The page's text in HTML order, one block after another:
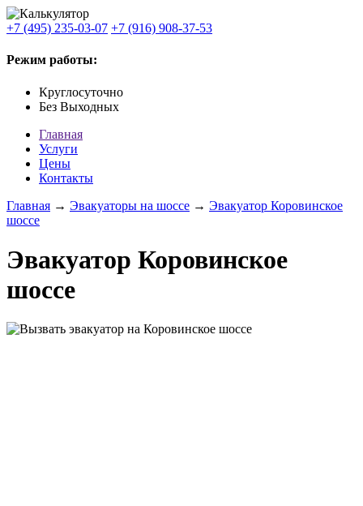
+7 (495) 235-03-07 +7 (916) 908-37-53
Режим работы:
Круглосуточно
Без Выходных
Главная
Услуги
Цены
Контакты
Главная → Эвакуаторы на шоссе → Эвакуатор Коровинское
шоссе
Эвакуатор Коровинское
шоссе